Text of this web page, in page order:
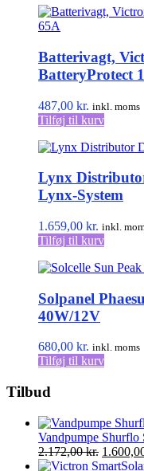
har
kan
Batterivagt,
BatteryProtect
487,00 kr. inkl. moms
Tilføj til kurv
Lynx
Lynx-System
1.659,00 kr. inkl.
Tilføj til kurv
Solpanel
40W/12V
680,00 kr. inkl. moms
Tilføj til kurv
Tilbud
Vandpumpe Shurflo
2.172,00kr. Den